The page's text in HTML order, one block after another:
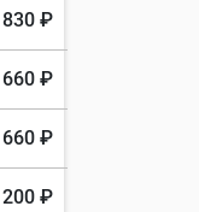
830 ₽
660 ₽
660 ₽
200 ₽